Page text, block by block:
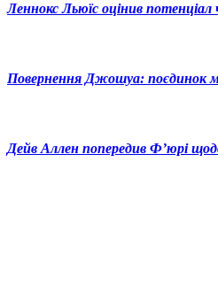
Леннокс Льюїс оцінив потенціал
Повернення Джошуа: поєдинок
Дейв Аллен попередив Ф’юрі